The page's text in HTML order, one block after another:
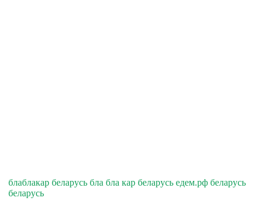
блаблакар беларусь бла бла кар беларусь едем.рф беларусь
беларусь